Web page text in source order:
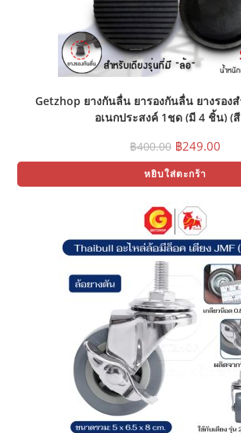
Getzhop ยางกันลื่น ยารองกันลื่น ยางรอง
อเนกประสงค์ 1ชุด (มี 4 ชิ้น) (
฿400.00 Original
price
was:
฿400.00.
฿249.00
฿
หยิบใส่ตะกร้า